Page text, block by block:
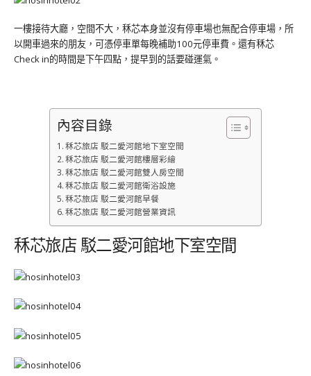
一樓接待大廳，空間不大，秝芯本身並沒有停車場也無配合停車場，所
以開車過來的朋友，可憑停車單每晚補助100元停車費。還有秝芯
Check in的時間是下午四點，提早到的話要碰運氣。
內容目錄
秝芯旅店 駁二愛河館地下室空間
秝芯旅店 駁二愛河館樓層彩繪
秝芯旅店 駁二愛河館雙人房空間
秝芯旅店 駁二愛河館衛浴設施
秝芯旅店 駁二愛河館早餐
秝芯旅店 駁二愛河館營業資訊
秝芯旅店 駁二愛河館地下室空間